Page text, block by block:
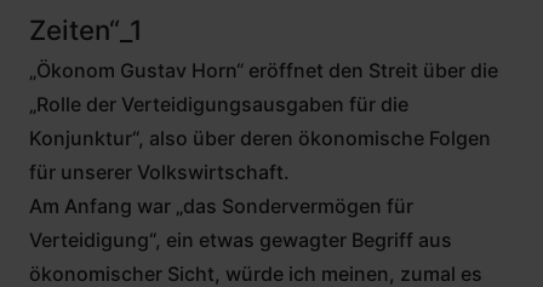
Zeiten“_1
„Ökonom Gustav Horn“ eröffnet den Streit über die
„Rolle der Verteidigungsausgaben für die
Konjunktur“, also über deren ökonomische Folgen
für unserer Volkswirtschaft.
Am Anfang war „das Sondervermögen für
Verteidigung“, ein etwas gewagter Begriff aus
ökonomischer Sicht, würde ich meinen, zumal es